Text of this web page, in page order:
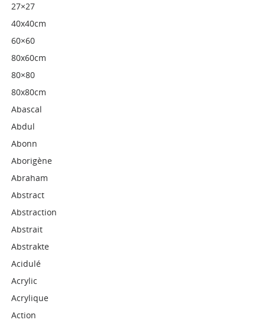
27×27
40x40cm
60×60
80x60cm
80×80
80x80cm
Abascal
Abdul
Abonn
Aborigène
Abraham
Abstract
Abstraction
Abstrait
Abstrakte
Acidulé
Acrylic
Acrylique
Action